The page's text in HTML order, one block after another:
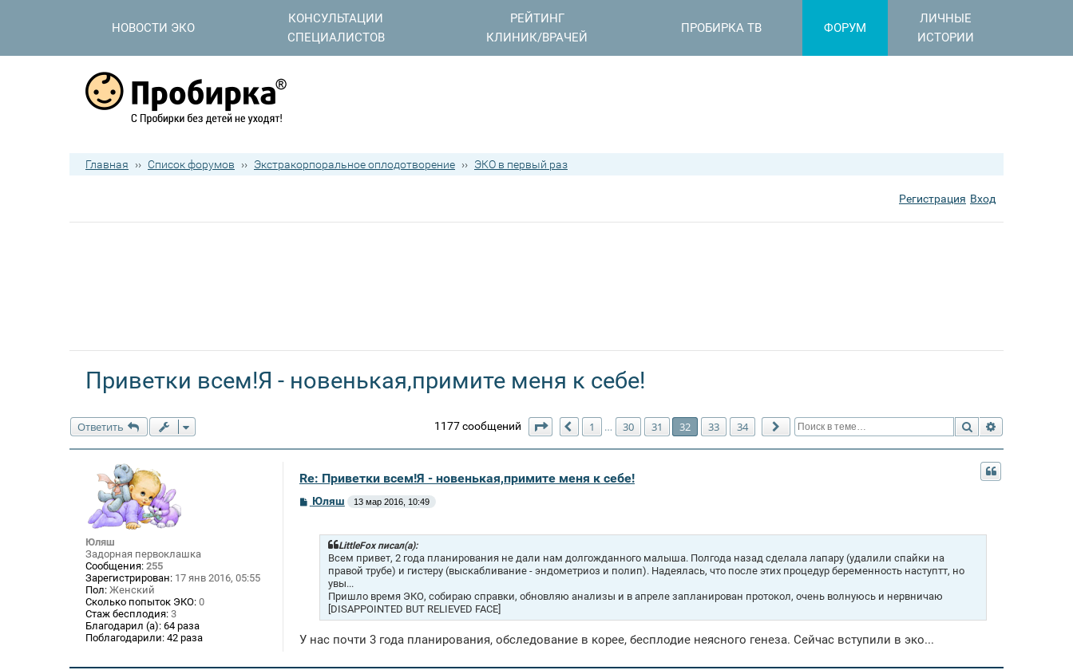
НОВОСТИ ЭКО
КОНСУЛЬТАЦИИ
СПЕЦИАЛИСТОВ
РЕЙТИНГ
КЛИНИК/ВРАЧЕЙ
ПРОБИРКА ТВ ФОРУМ
ЛИЧНЫЕ
ИСТОРИИ
Главная ›› Список форумов ›› Экстракорпоральное оплодотворение ›› ЭКО в первый раз
Регистрация Вход
Приветки всем!Я - новенькая,примите меня к себе!
Ответить Поиск
1177 сообщений Страница 32 из34
Пред.
1 … 30 31 32 33 34 След.
Юляш
Задорная первоклашка
Сообщения: 255
Зарегистрирован: 17 янв 2016, 05:55
Пол: Женский
Сколько попыток ЭКО: 0
Стаж бесплодия: 3
Благодарил (а): 64 раза
Поблагодарили: 42 раза
Re: Приветки всем!Я - новенькая,примите меня к себе!
СЮляш 13 мар 2016, 10:49
LittleFox писал(а):
Всем привет, 2 года планирования не дали нам долгожданного малыша. Полгода назад сделала лапару (удалили спайки на
правой трубе) и гистеру (выскабливание - эндометриоз и полип). Надеялась, что после этих процедур беременность наступтт, но
увы...
Пришло время ЭКО, собираю справки, обновляю анализы и в апреле запланирован протокол, очень волнуюсь и нервничаю
[DISAPPOINTED BUT RELIEVED FACE]
У нас почти 3 года планирования, обследование в корее, бесплодие неясного генеза. Сейчас вступили в эко...